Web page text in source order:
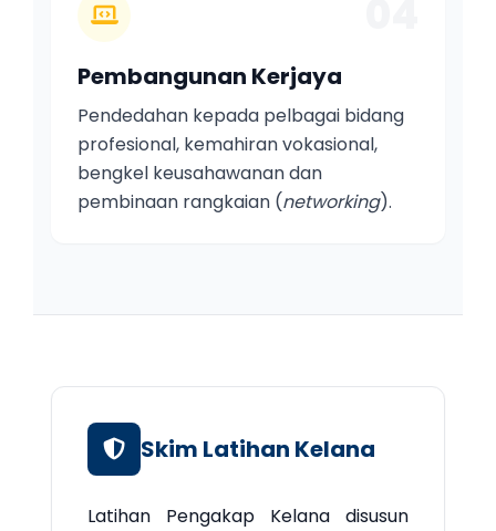
Pembangunan Kerjaya
Pendedahan kepada pelbagai bidang
profesional, kemahiran vokasional,
bengkel keusahawanan dan
pembinaan rangkaian (networking).
Skim Latihan Kelana
Latihan Pengakap Kelana disusun